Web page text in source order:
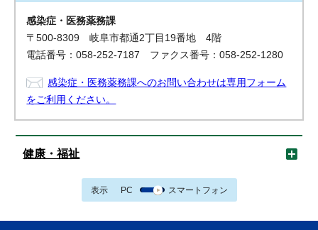
感染症・医務薬務課
〒500-8309 岐阜市都通2丁目19番地 4階
電話番号：058-252-7187 ファクス番号：058-252-1280
感染症・医務薬務課へのお問い合わせは専用フォーム
をご利用ください。
健康・福祉
表示 PC スマートフォン